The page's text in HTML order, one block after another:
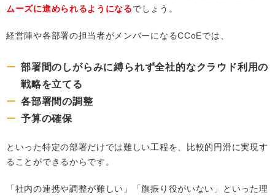
ムーズに進められるようになるでしょう。
経営陣や各部署の担当者がメンバーになるCCoEでは、
部署間のしがらみに縛られず全社的なクラウド利用の
戦略を立てる
各部署間の調整
予算の確保
といった特定の部署だけでは難しい工程を、比較的円滑に実現す
ることができるからです。
「社内の連携や調整が難しい」「旗振り役がいない」といった理